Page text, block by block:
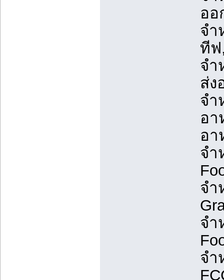
ออ
จำ
ที
จำ
ส่ง
จำ
อา
อา
จำ
จำ
จำ
จำ